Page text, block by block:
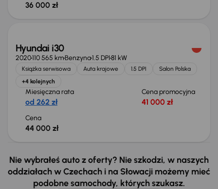
36 000 zł
Świeżo skupione
Hyundai i30
2020110 565 kmBenzyna1.5 DPI81 kW
Książka serwisowa Auta krajowe 1.5 DPI
Salon Polska
+4 kolejnych
Miesięczna rata
od 262 zł
Cena promocyjna
41 000 zł
Cena
44 000 zł
Nie wybrałeś auto z oferty? Nie szkodzi, w naszych
oddziałach w Czechach i na Słowacji możemy mieć
podobne samochody, których szukasz.